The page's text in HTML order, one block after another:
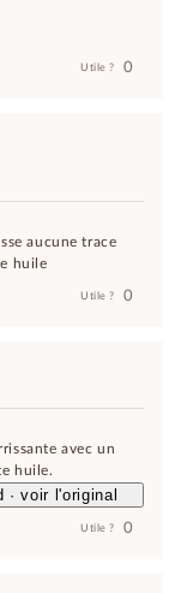
Utile ? 0
aucune trace
cette huile
Utile ? 0
avec un
huile.
· voir l'original
Utile ? 0